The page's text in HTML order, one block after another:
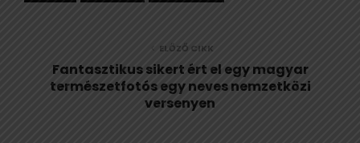
ELŐZŐ CIKK
Fantasztikus sikert ért el egy magyar
természetfotós egy neves nemzetközi
versenyen